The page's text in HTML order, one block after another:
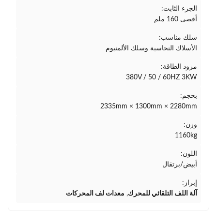
الجزء الثابت:
أقصى 160 ملم
سلك مناسب:
الأسلاك النحاسية وسلك الألمنيوم
مزود الطاقة:
380V / 50 / 60HZ 3KW
بحجم:
2335mm × 1300mm × 2280mm
وزن:
1160kg
اللون:
أبيض/برتقال
إبراز:
آلة اللف التلقائي للمحرك, معدات لف المحركات